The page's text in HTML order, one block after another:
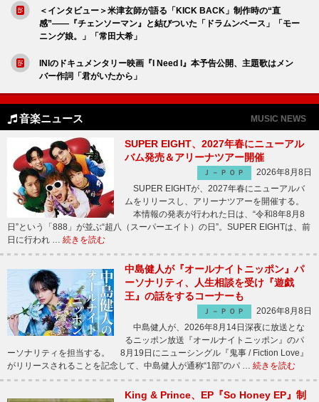
＜インタビュー＞米津玄師が語る「KICK BACK」制作時の“直
感”——『チェンソーマン』と結びついた「ドラムンベース」「モー
ニング娘。」「常田大希」
INIのドキュメンタリー映画『I Need I』本予告公開、主題歌はメン
バー作詞「君がいたから」
音楽ニュース MUSIC NEWS
SUPER EIGHT、2027年春にニューアル
バム発売＆アリーナツアー開催
Ｊ－ＰＯＰ
2026年8月8日
SUPER EIGHTが、2027年春にニューアルバ
ムをリリースし、アリーナツアーを開催する。
本情報の発表が行われた日は、“令和8年8月8
日”という「888」が並ぶ“超八（スーパーエイト）の日”。SUPER EIGHTは、前
日に行われ … 続きを読む
中島健人が『オールナイトニッポン』パ
ーソナリティ、人生相談を受け『遊戯
王』の話をするコーナーも
Ｊ－ＰＯＰ
2026年8月8日
中島健人が、2026年8月14日深夜に放送とな
るニッポン放送『オールナイトニッポン』のパ
ーソナリティを担当する。 8月19日にニューシングル『鬼事 / Fiction Love』
がリリースされることを記念して、中島健人が通称“1部”のパ … 続きを読む
King & Prince、EP『So Honey EP』制